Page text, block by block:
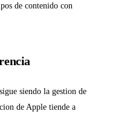
de contenido con
siendo la gestion de
de Apple tiende a